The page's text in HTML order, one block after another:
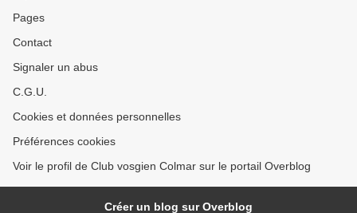
Pages
Contact
Signaler un abus
C.G.U.
Cookies et données personnelles
Préférences cookies
Voir le profil de Club vosgien Colmar sur le portail Overblog
Créer un blog sur Overblog